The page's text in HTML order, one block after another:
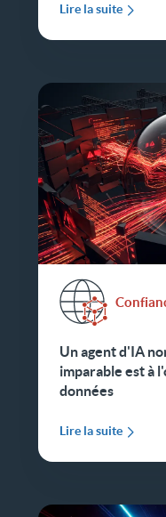
Lire la suite
Un agent d'IA
imparable est à
données
Lire la suite